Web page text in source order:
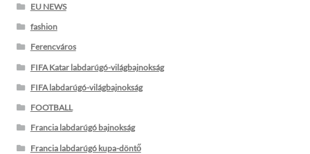
EU NEWS
fashion
Ferencváros
FIFA Katar labdarúgó-világbajnokság
FIFA labdarúgó-világbajnokság
FOOTBALL
Francia labdarúgó bajnokság
Francia labdarúgó kupa-döntő